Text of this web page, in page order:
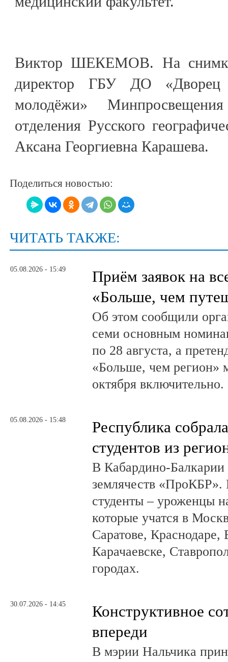
Виктор ШЕКЕМОВ. На
директор ГБУ ДО «Дворец
молодёжи»
отделения Русского
Аксана Георгиевна Карашева.
Поделиться новостью:
ЧИТАТЬ ТАКЖЕ:
05.08.2026 - 15:49
Приём заявок на
«Больше, чем
Об этом сообщили
семи основным
по 28 августа, а
«Больше, чем регион»
октября включительно.
05.08.2026 - 15:48
Республика
студентов из
В Кабардино-
землячеств «ПроКБР».
студенты – уроженцы
которые учатся в
Саратове, Краснодаре,
Карачаевске,
городах.
30.07.2026 - 14:45
Конструктивное
впереди
В мэрии Нальчика